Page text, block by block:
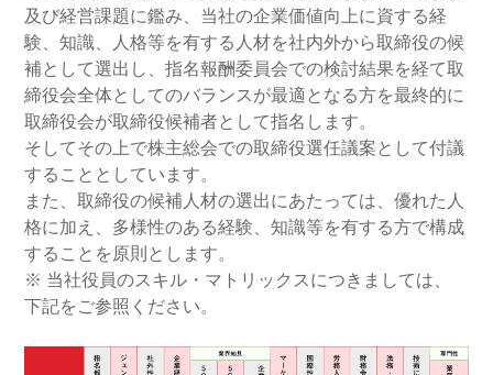
及び経営課題に鑑み、当社の企業価値向上に資する経
験、知識、人格等を有する人材を社内外から取締役の候
補として選出し、指名報酬委員会での検討結果を経て取
締役会全体としてのバランスが最適となる方を最終的に
取締役会が取締役候補者として指名します。
そしてその上で株主総会での取締役選任議案として付議
することとしています。
また、取締役の候補人材の選出にあたっては、優れた人
格に加え、多様性のある経験、知識等を有する方で構成
することを原則とします。
※ 当社役員のスキル・マトリックスにつきましては、
下記をご参照ください。